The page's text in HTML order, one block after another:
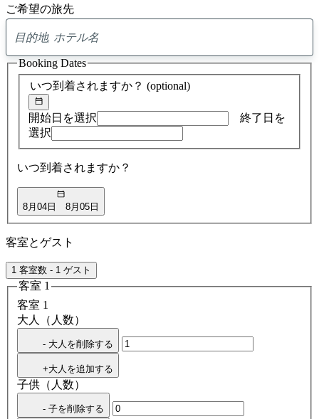
ご希望の旅先
ア
ド
バ
イ
検
索
いつ到着されますか？ (optional)
開始日を選択
終了日を
選択
いつ到着されますか？
8月04日 8月05日
Booking Dates
客室とゲスト
1 客室数 - 1 ゲスト
客室 1
客室 1
大人（人数）
- 大人を削除する
+大人を追加する
子供（人数）
- 子を削除する